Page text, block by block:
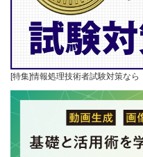
[特集]情報処理技術者試験対策なら